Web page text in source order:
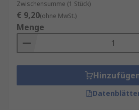
Zwischensumme (1 Stück)
€ 9,20(ohne MwSt.)
Menge